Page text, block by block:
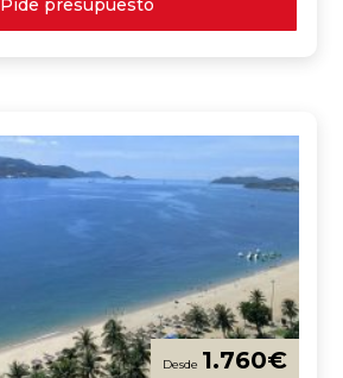
Pide presupuesto
1.760€